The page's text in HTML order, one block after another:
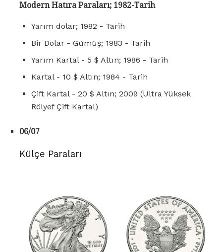
Modern Hatıra Paraları; 1982-Tarih
Yarım dolar; 1982 - Tarih
Bir Dolar - Gümüş; 1983 - Tarih
Yarım Kartal - 5 $ Altın; 1986 - Tarih
Kartal - 10 $ Altın; 1984 - Tarih
Çift Kartal - 20 $ Altın; 2009 (Ultra Yüksek
Rölyef Çift Kartal)
06/07
Külçe Paraları